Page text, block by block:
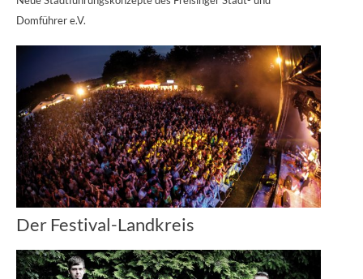
Domführer e.V.
Der Festival-Landkreis